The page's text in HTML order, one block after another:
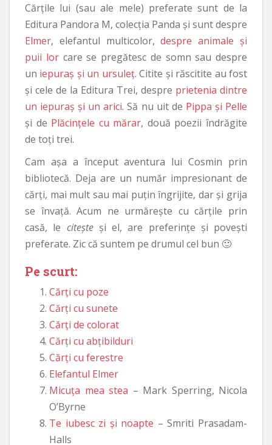
Cărțile lui (sau ale mele) preferate sunt de la
Editura Pandora M, colecția Panda și sunt despre
Elmer, elefantul multicolor,despre animale și
puii lor care se pregătesc de somn sau despre
un iepuraș și un ursuleț. Citite și răscitite au fost
și cele de la Editura Trei, despre prietenia dintre
un iepuraș și un arici. Să nu uit de Pippa și Pelle
și de Plăcințele cu mărar, două poezii îndrăgite
de toți trei.
Cam așa a început aventura lui Cosmin prin
bibliotecă. Deja are un număr impresionant de
cărți, mai mult sau mai puțin îngrijite, dar și grija
se învață. Acum ne urmărește cu cărțile prin
casă, le citește și el, are preferințe și povești
preferate. Zic că suntem pe drumul cel bun 🙂
Pe scurt:
Cărți cu poze
Cărți cu sunete
Cărți de colorat
Cărți cu abțibilduri
Cărți cu ferestre
Elefantul Elmer
Micuța mea stea – Mark Sperring, Nicola
O’Byrne
Te iubesc zi și noapte – Smriti Prasadam-
Halls